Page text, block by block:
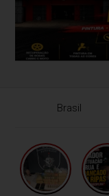
Brasil